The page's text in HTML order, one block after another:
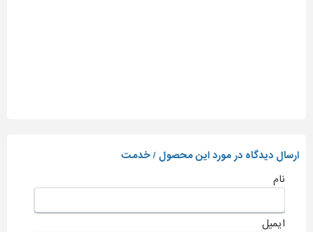
ارسال دیدگاه در مورد این محصول / خدمت
نام
ایمیل